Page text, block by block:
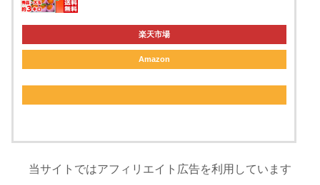
楽天市場
Amazon
当サイトではアフィリエイト広告を利用しています